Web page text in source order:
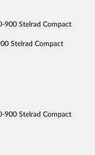
Stelrad Compact